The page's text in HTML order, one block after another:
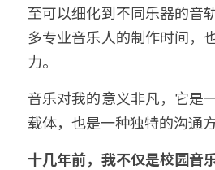
至可以细化到不同乐器的音
多专业音乐人的制作时间，
力。
音乐对我的意义非凡，它是
载体，也是一种独特的沟通方
十几年前，我不仅是校园音